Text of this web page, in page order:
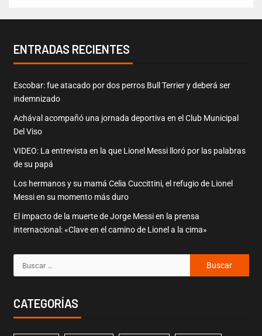
ENTRADAS RECIENTES
Escobar: fue atacado por dos perros Bull Terrier y deberá ser
indemnizado
Achával acompañó una jornada deportiva en el Club Municipal
Del Viso
VIDEO: La entrevista en la que Lionel Messi lloró por las palabras
de su papá
Los hermanos y su mamá Celia Cuccittini, el refugio de Lionel
Messi en su momento más duro
El impacto de la muerte de Jorge Messi en la prensa
internacional: «Clave en el camino de Lionel a la cima»
CATEGORÍAS